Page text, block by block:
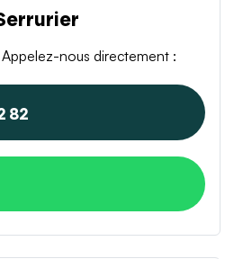
nous directement :
82